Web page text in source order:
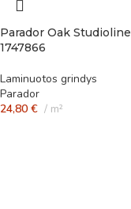
Parador Oak Studioline
1747866
Laminuotos grindys
Parador
24,80 € m²